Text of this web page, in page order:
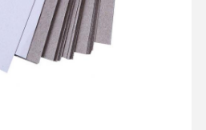
La palette entière est enveloppée
d'un film imperméable avec un
protecteur d'angle en papier et fixée
par deux bandes d'acier
Par mer/Par air